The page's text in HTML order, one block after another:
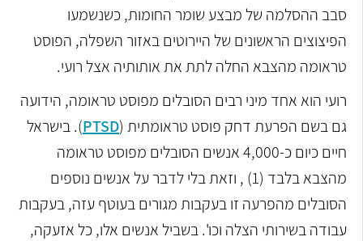
סבב ההסלמה של מבצע שומר החומות, כשנשמעו
הפיצוצים הראשונים של היירוטים באזור השפלה, הפוסט
טראומה מהצבא החלה לתת את אותותיה אצל רועי.
רועי הוא אחד מיני רבים הסובלים מפוסט טראומה, הידועה
גם בשם הפרעת דחק פוסט טראומתית (PTSD). בישראל
חיים כיום כ-4,000 אנשים הסובלים מפוסט טראומה
מהצבא בלבד (1) , וזאת בלי לדבר על אנשים נוספים
הסובלים מהפרעה זו בעקבות מגורים בעוטף עזה, בעקבות
עבודה בשירותי הצלה וכו'. בשביל אנשים אלו, כל אזעקה,